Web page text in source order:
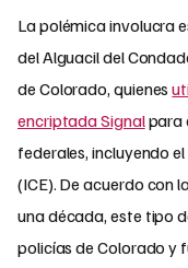
La polémica involucra
del Alguacil del
de Colorado, quienes
encriptada Signalpara
federales, incluyendo
(ICE). De acuerdo con
una década, este tipo
policías de Colorado y